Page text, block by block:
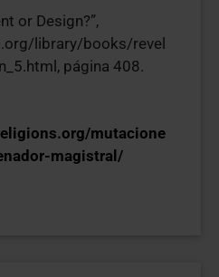
or Design?”,
library/books/revel
página 408.
mutacione
magistral/